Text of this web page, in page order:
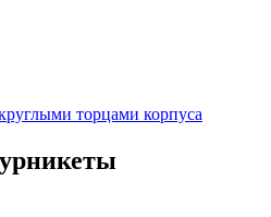
торцами корпуса